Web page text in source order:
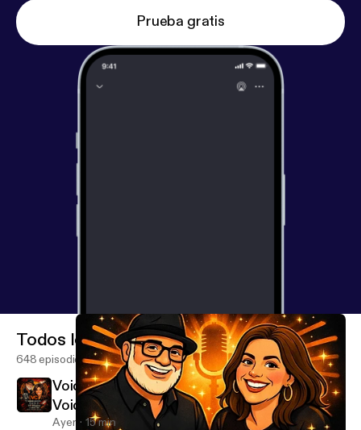
Prueba gratis
Todos los episodios
648 episodios
Voice Coaches Radio Episode 728 “Radio &
Voice Overs Are Different”
Ayer 15 min